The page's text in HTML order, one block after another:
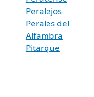
Peralejos
Perales del
Alfambra
Pitarque